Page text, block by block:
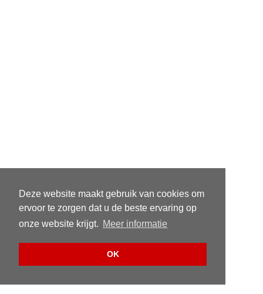
Deze website maakt gebruik van cookies om
ervoor te zorgen dat u de beste ervaring op
onze website krijgt. Meer informatie
OK